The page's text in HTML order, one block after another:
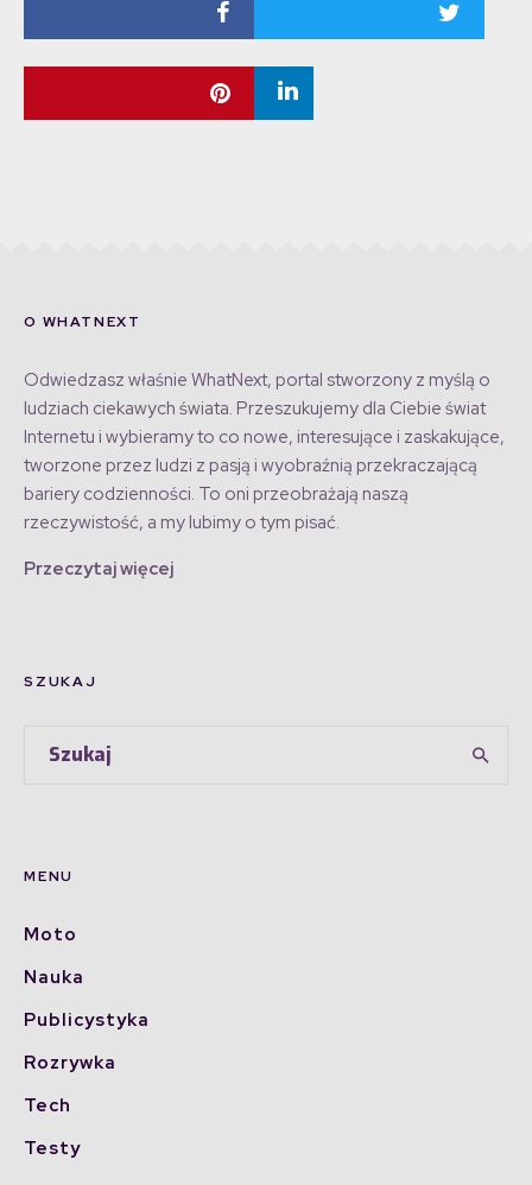
O WHATNEXT
Odwiedzasz właśnie WhatNext, portal stworzony z myślą o
ludziach ciekawych świata. Przeszukujemy dla Ciebie świat
Internetu i wybieramy to co nowe, interesujące i zaskakujące,
tworzone przez ludzi z pasją i wyobraźnią przekraczającą
bariery codzienności. To oni przeobrażają naszą
rzeczywistość, a my lubimy o tym pisać.
Przeczytaj więcej
SZUKAJ
MENU
Moto
Nauka
Publicystyka
Rozrywka
Tech
Testy